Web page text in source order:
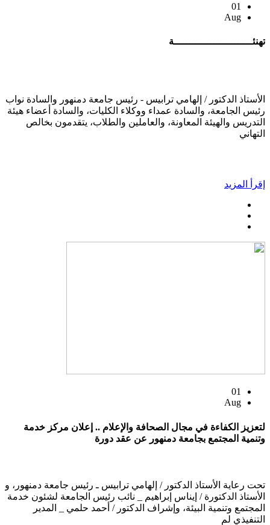
01
Aug
تهنئــــــــــــــــــــــــــة
الأستاذ الدكتور / إلهامي ترابيس - رئيس جامعة دمنهور والسادة نواب
رئيس الجامعة، والسادة عمداء ووكلاء الكليات، والسادة أعضاء هيئة
التدريس والهيئة المعاونة، والعاملين والطلاب، يتقدمون بخالص
التهاني
إقرأ المزيد
01
Aug
لتعزيز الكفاءة في مجال الصحافة والإعلام .. إعلان مركز خدمة
وتنمية المجتمع بجامعة دمنهور عن عقد دورة
تحت رعاية الأستاذ الدكتور / إلهامي ترابيس ـ رئيس جامعة دمنهور، و
الأستاذ الدكتورة / إيناس إبراهيم _ نائب رئيس الجامعة لشئون خدمة
المجتمع وتنمية البيئة، وإشراف الدكتور / أحمد حلمي _ المدير
التنفيذي لم